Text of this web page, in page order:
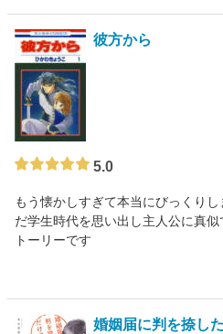
彼方から
5.0
もう懐かしすぎて本当にびっくり
だ学生時代を思い出し主人公に真
トーリーです
婚姻届に判を捺し